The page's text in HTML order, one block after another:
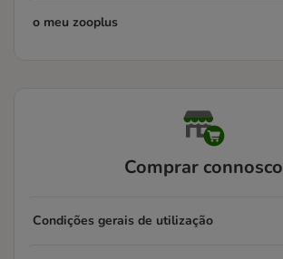
o meu zooplus
Comprar connosco
Condições gerais de utilização